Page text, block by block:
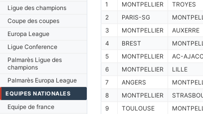
Ligue des champions
Coupe des coupes
Europa League
Ligue Conference
Palmarès Ligue des
champions
Palmarès Europa League
EQUIPES NATIONALES
Equipe de france
1 MONTPELLIER TROYES
2
PARIS-SG
3
MONTPELLIER AUXERRE
4
BREST
5
MONTPELLIER AC-
6
MONTPELLIER LILLE
7
ANGERS
8
MONTPELLIER
9
TOULOUSE